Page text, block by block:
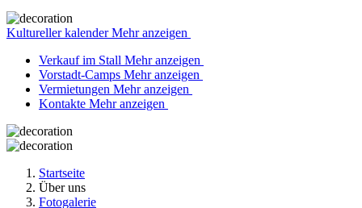
Kultureller kalender Mehr anzeigen
Verkauf im Stall Mehr anzeigen
Vorstadt-Camps Mehr anzeigen
Vermietungen Mehr anzeigen
Kontakte Mehr anzeigen
Startseite
Über uns
Fotogalerie